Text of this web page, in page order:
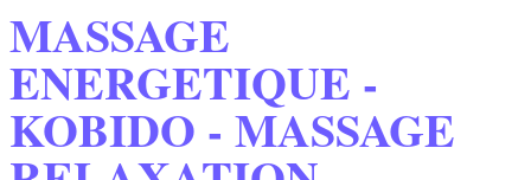
MEMBRES DE L'ASSOCIATION
ALIMENTATION DU NOUVEAU-NE ET DE L'ENFANT
PORTAGE - MASSAGE - SOMMEIL - BAIN ENVELOPPE - DU
BB
MASSAGE
ENERGETIQUE -
KOBIDO - MASSAGE